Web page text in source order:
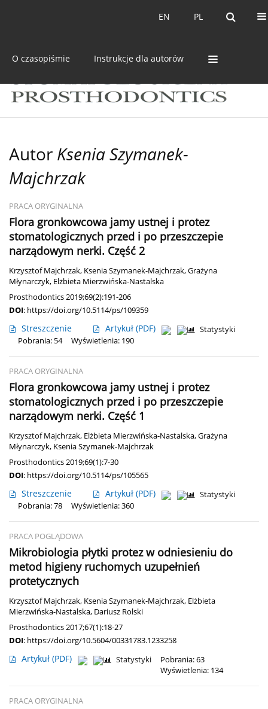
PL
EN PL
EN
O czasopiśmie Instrukcje dla autorów
Autor Ksenia Szymanek-
Majchrzak
PRACA ORYGINALNA
Flora gronkowcowa jamy ustnej i protez
stomatologicznych przed i po przeszczepie
narządowym nerki. Część 2
Krzysztof Majchrzak, Ksenia Szymanek-Majchrzak,Grażyna
Młynarczyk, Elżbieta Mierzwińska-Nastalska
Prosthodontics 2019;69(2):191-206
DOI: https://doi.org/10.5114/ps/109359
Streszczenie Artykuł (PDF)
Statystyki
Pobrania: 54
Wyświetlenia: 190
PRACA ORYGINALNA
Flora gronkowcowa jamy ustnej i protez
stomatologicznych przed i po przeszczepie
narządowym nerki. Część 1
Krzysztof Majchrzak, Elżbieta Mierzwińska-Nastalska,Grażyna
Młynarczyk, Ksenia Szymanek-Majchrzak
Prosthodontics 2019;69(1):7-30
DOI: https://doi.org/10.5114/ps/105565
Streszczenie Artykuł (PDF)
Statystyki
Pobrania: 78
Wyświetlenia: 360
PRACA POGLĄDOWA
Mikrobiologia płytki protez w odniesieniu do
metod higieny ruchomych uzupełnień
protetycznych
Krzysztof Majchrzak, Ksenia Szymanek-Majchrzak, Elżbieta
Mierzwińska-Nastalska, Dariusz Rolski
Prosthodontics 2017;67(1):18-27
DOI: https://doi.org/10.5604/00331783.1233258
Artykuł (PDF) Statystyki
Pobrania: 63
Wyświetlenia: 134
PRACA ORYGINALNA